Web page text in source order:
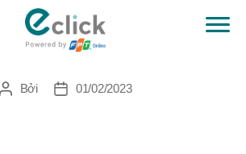
KHARE
TácBởi
Ngày01/02/2023